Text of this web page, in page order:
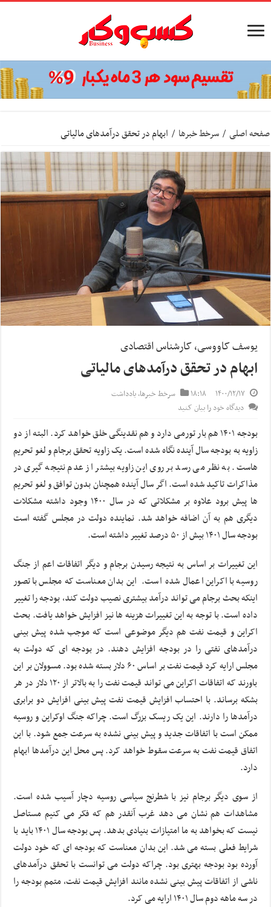
صفحه اصلی / سرخط خبرها / ابهام در تحقق درآمدهای مالیاتی
یوسف کاووسی، کارشناس اقتصادی
ابهام در تحقق درآمدهای مالیاتی
۱۴۰۰/۱۲/۱۷ ۱۸:۱۸ سرخط خبرها,یادداشت
دیدگاه خود را بیان کنید
بودجه ۱۴۰۱ هم بار تورمی دارد و هم نقدینگی خلق خواهد کرد. البته از دو
زاویه به بودجه سال آینده نگاه شده است. یک زاویه تحقق برجام و لغو تحریم
هاست. به نظر می رسد بر روی این زاویه بیشتر از عدم نتیجه گیری در
مذاکرات تاکید شده است. اگر سال آینده همچنان بدون توافق و لغو تحریم
ها پیش برود علاوه بر مشکلاتی که در سال ۱۴۰۰ وجود داشته مشکلات
دیگری هم به آن اضافه خواهد شد. نماینده دولت در مجلس گفته است
بودجه سال ۱۴۰۱ بیش از ۵۰ درصد تغییر داشته است.
این تغییرات بر اساس به نتیجه رسیدن برجام و دیگر اتفاقات اعم از جنگ
روسیه با اکراین اعمال شده است. این بدان معناست که مجلس با تصور
اینکه بحث برجام می تواند درآمد بیشتری نصیب دولت کند، بودجه را تغییر
داده است. با توجه به این تغییرات هزینه ها نیز افزایش خواهد یافت. بحث
اکراین و قیمت نفت هم دیگر موضوعی است که موجب شده پیش بینی
درآمدهای نفتی را در بودجه افزایش دهند. در بودجه ای که دولت به
مجلس ارایه کرد قیمت نفت بر اساس ۶۰ دلار بسته شده بود. مسوولان بر این
باورند که اتفاقات اکراین می تواند قیمت نفت را به بالاتر از ۱۲۰ دلار در هر
بشکه برساند. با احتساب افزایش قیمت نفت پیش بینی افزایش دو برابری
درآمدها را دارند. این یک ریسک بزرگ است. چراکه جنگ اوکراین و روسیه
ممکن است با اتفاقات جدید و پیش بینی نشده به سرعت جمع شود. با این
اتفاق قیمت نفت به سرعت سقوط خواهد کرد. پس محل این درآمدها ابهام
دارد.
از سوی دیگر برجام نیز با شطرنج سیاسی روسیه دچار آسیب شده است.
مشاهدات هم نشان می دهد غرب آنقدر هم که فکر می کنیم مستاصل
نیست که بخواهد به ما امتیازات بنیادی بدهد. پس بودجه سال ۱۴۰۱ باید با
شرایط فعلی بسته می شد. این بدان معناست که بودجه ای که خود دولت
آورده بود بودجه بهتری بود. چراکه دولت می توانست با تحقق درآمدهای
ناشی از اتفاقات پیش بینی نشده مانند افزایش قیمت نفت، متمم بودجه را
در سه ماهه دوم سال ۱۴۰۱ ارایه می کرد.